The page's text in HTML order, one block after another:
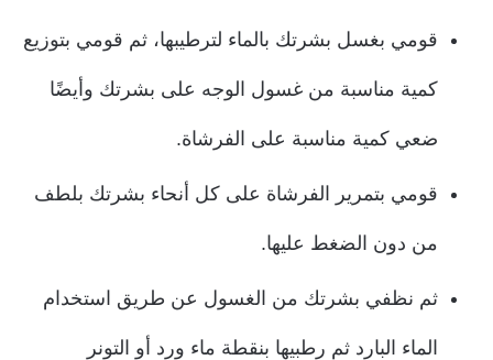
قومي بغسل بشرتك بالماء لترطيبها، ثم قومي بتوزيع
كمية مناسبة من غسول الوجه على بشرتك وأيضًا
ضعي كمية مناسبة على الفرشاة.
قومي بتمرير الفرشاة على كل أنحاء بشرتك بلطف
من دون الضغط عليها.
ثم نظفي بشرتك من الغسول عن طريق استخدام
الماء البارد ثم رطبيها بنقطة ماء ورد أو التونر